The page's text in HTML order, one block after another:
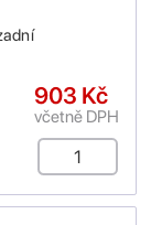
903 Kč
včetně DPH